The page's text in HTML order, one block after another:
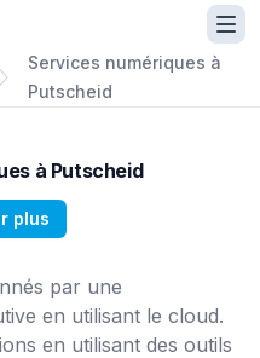
Services numériques à
Putscheid
à Putscheid
plus
par une
en utilisant le cloud.
en utilisant des outils